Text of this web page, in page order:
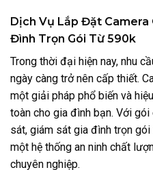
Dịch Vụ Lắp Đặt Camera
Đình Trọn Gói Từ 590k
Trong thời đại hiện nay, nhu
ngày càng trở nên cấp thiết.
một giải pháp phổ biến và
toàn cho gia đình bạn. Với
sát, giám sát gia đình trọn
một hệ thống an ninh chất
chuyên nghiệp.